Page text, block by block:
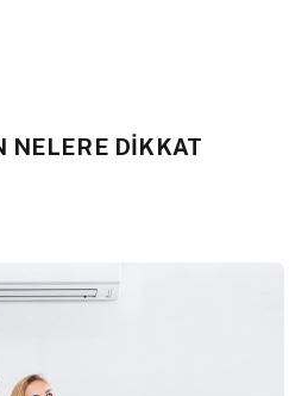
NELERE DIKKAT